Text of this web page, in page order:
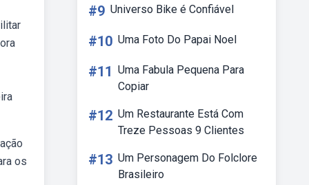
os
#9 Universo Bike é Confiável
#10 Uma Foto Do Papai Noel
#11 Uma Fabula Pequena Para
Copiar
#12 Um Restaurante Está Com
Treze Pessoas 9 Clientes
#13 Um Personagem Do Folclore
Brasileiro